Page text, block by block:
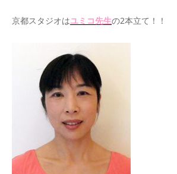
京都スタジオはユミコ先生の2本立て！！